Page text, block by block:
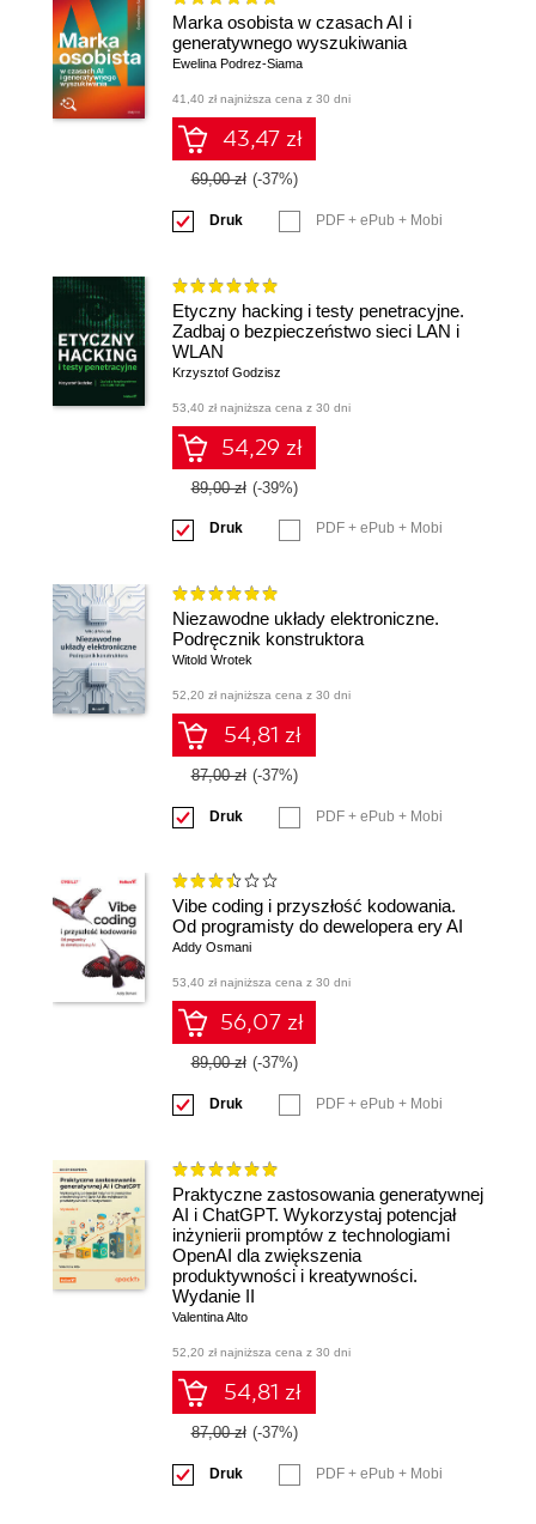
Marka osobista w czasach AI i
generatywnego wyszukiwania
Ewelina Podrez-Siama
41,40 zł najniższa cena z 30 dni
43,47 zł
69,00 zł (-37%)
Druk PDF + ePub + Mobi
Etyczny hacking i testy penetracyjne.
Zadbaj o bezpieczeństwo sieci LAN i
WLAN
Krzysztof Godzisz
53,40 zł najniższa cena z 30 dni
54,29 zł
89,00 zł (-39%)
Druk PDF + ePub + Mobi
Niezawodne układy elektroniczne.
Podręcznik konstruktora
Witold Wrotek
52,20 zł najniższa cena z 30 dni
54,81 zł
87,00 zł (-37%)
Druk PDF + ePub + Mobi
Vibe coding i przyszłość kodowania.
Od programisty do dewelopera ery AI
Addy Osmani
53,40 zł najniższa cena z 30 dni
56,07 zł
89,00 zł (-37%)
Druk PDF + ePub + Mobi
Praktyczne zastosowania generatywnej
AI i ChatGPT. Wykorzystaj potencjał
inżynierii promptów z technologiami
OpenAI dla zwiększenia
produktywności i kreatywności.
Wydanie II
Valentina Alto
52,20 zł najniższa cena z 30 dni
54,81 zł
87,00 zł (-37%)
Druk PDF + ePub + Mobi